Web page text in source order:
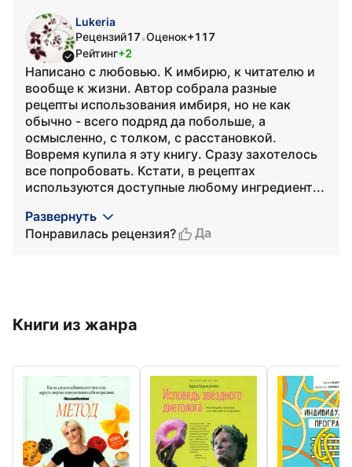
Lukeria
Рецензий17•Оценок+117
Рейтинг+2
Написано с любовью. К имбирю, к читателю и
вообще к жизни. Автор собрала разные
рецепты использования имбиря, но не как
обычно - всего подряд да побольше, а
осмысленно, с толком, с расстановкой.
Вовремя купила я эту книгу. Сразу захотелось
все попробовать. Кстати, в рецептах
используются доступные любому ингредиент...
Развернуть
Понравилась рецензия?
Да
Книги из жанра